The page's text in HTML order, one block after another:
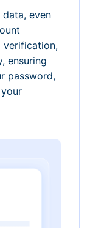
even
verification,
ensuring
password,